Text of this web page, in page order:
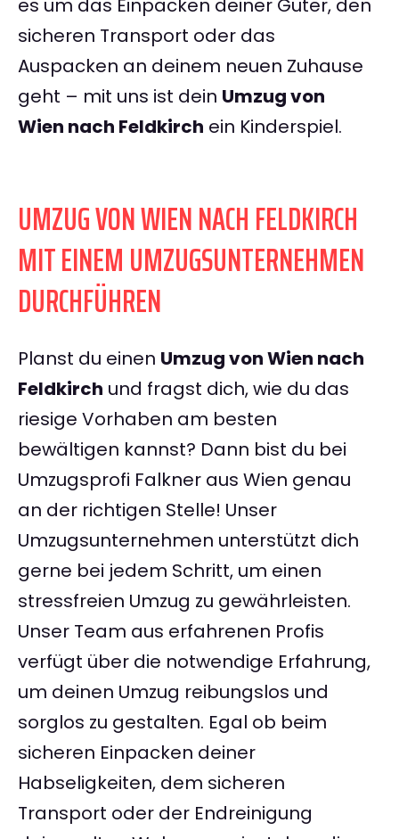
es um das Einpacken deiner Güter, den
sicheren Transport oder das
Auspacken an deinem neuen Zuhause
geht – mit uns ist dein Umzug von
Wien nach Feldkirch ein Kinderspiel.
UMZUG VON WIEN NACH FELDKIRCH
MIT EINEM UMZUGSUNTERNEHMEN
DURCHFÜHREN
Planst du einen Umzug von Wien nach
Feldkirch und fragst dich, wie du das
riesige Vorhaben am besten
bewältigen kannst? Dann bist du bei
Umzugsprofi Falkner aus Wien genau
an der richtigen Stelle! Unser
Umzugsunternehmen unterstützt dich
gerne bei jedem Schritt, um einen
stressfreien Umzug zu gewährleisten.
Unser Team aus erfahrenen Profis
verfügt über die notwendige Erfahrung,
um deinen Umzug reibungslos und
sorglos zu gestalten. Egal ob beim
sicheren Einpacken deiner
Habseligkeiten, dem sicheren
Transport oder der Endreinigung